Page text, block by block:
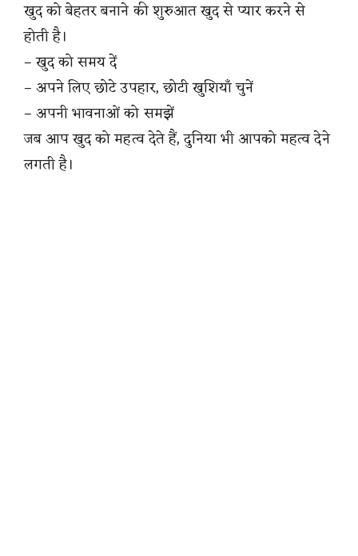
खुद को बेहतर बनाने की शुरुआत खुद से प्यार करने से
होती है।
– खुद को समय दें
– अपने लिए छोटे उपहार, छोटी खुशियाँ चुनें
– अपनी भावनाओं को समझें
जब आप खुद को महत्व देते हैं, दुनिया भी आपको महत्व देने
लगती है।